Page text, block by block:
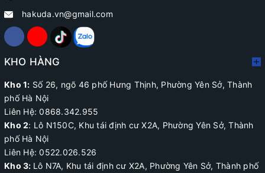
hakuda.vn@gmail.com
KHO HÀNG
Kho 1: Số 26, ngõ 46 phố Hưng Thịnh, Phường Yên Sở, Thành
phố Hà Nội
Liên Hệ: 0868.342.955
Kho 2: Lô N150C, Khu tái định cư X2A, Phường Yên Sở, Thành
phố Hà Nội
Liên Hệ:0522.026.526
Kho 3: Lô N7A, Khu tái định cư X2A, Phường Yên Sở, Thành phố